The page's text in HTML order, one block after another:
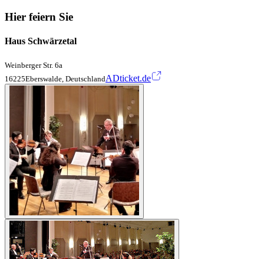
Hier feiern Sie
Haus Schwärzetal
Weinberger Str. 6a
16225Eberswalde, DeutschlandADticket.de